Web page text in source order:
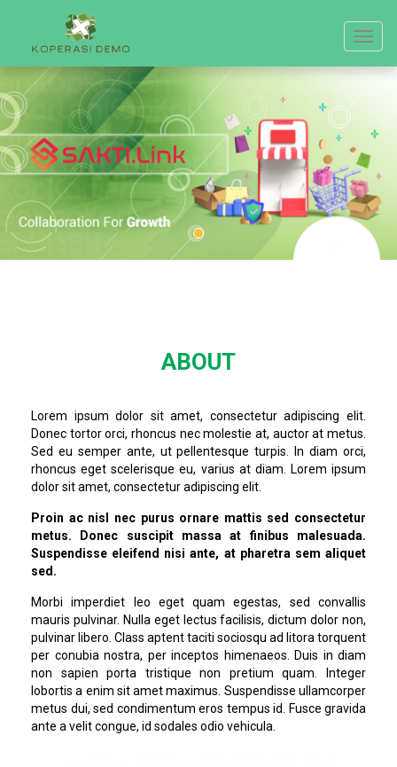
Toggle
ABOUT
Lorem ipsum dolor sit amet, consectetur adipiscing elit.
Donec tortor orci, rhoncus nec molestie at, auctor at metus.
Sed eu semper ante, ut pellentesque turpis. In diam orci,
rhoncus eget scelerisque eu, varius at diam. Lorem ipsum
dolor sit amet, consectetur adipiscing elit.
Proin ac nisl nec purus ornare mattis sed consectetur
metus. Donec suscipit massa at finibus malesuada.
Suspendisse eleifend nisi ante, at pharetra sem aliquet
sed.
Morbi imperdiet leo eget quam egestas, sed convallis
mauris pulvinar. Nulla eget lectus facilisis, dictum dolor non,
pulvinar libero. Class aptent taciti sociosqu ad litora torquent
per conubia nostra, per inceptos himenaeos. Duis in diam
non sapien porta tristique non pretium quam. Integer
lobortis a enim sit amet maximus. Suspendisse ullamcorper
metus dui, sed condimentum eros tempus id. Fusce gravida
ante a velit congue, id sodales odio vehicula.